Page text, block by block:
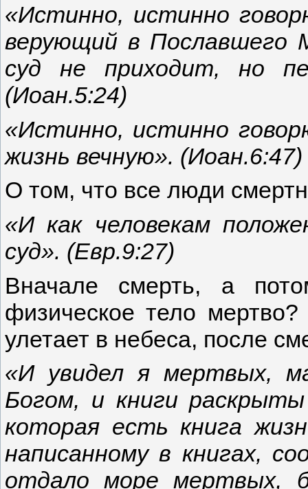
«Истинно, истинно
верующий в Пославшего
суд не приходит, но
(Иоан.5:24)
«Истинно, истинно
жизнь вечную». (Иоан.6:47)
О том, что все люди
«И как человекам
суд». (Евр.9:27)
Вначале смерть, а
физическое тело
улетает в небеса, после
«И увидел я мертвых,
Богом, и книги
которая есть книга
написанному в книгах,
отдало море мертвых,